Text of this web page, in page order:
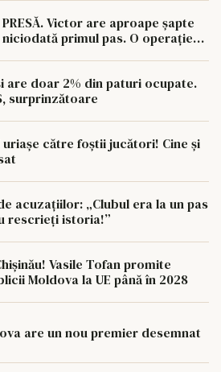
PRESĂ. Victor are aproape șapte
niciodată primul pas. O operație
are doar 2% din paturi ocupate.
surprinzătoare
către foștii jucători! Cine și
acuzațiilor: „Clubul era la un pas
rescrieți istoria!”
Vasile Tofan promite
Moldova la UE până în 2028
are un nou premier desemnat